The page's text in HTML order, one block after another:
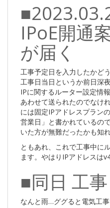
IPoE開通
が届く
工事予定日を入力したかど
工事日当日というか前日深
IPに関するルーター設定情
あわせて送られたのでなけ
には固定IPアドレスプラン
営業日」と書かれているの
いた方が無難だったかも知れ
ともあれ、これで工事中に
ます。やはりIPアドレスは
■同日 工
なんと雨…ググると電気工